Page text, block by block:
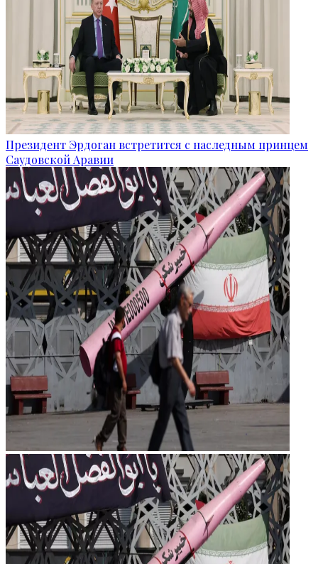
Президент Эрдоган встретится с наследным принцем
Саудовской Аравии